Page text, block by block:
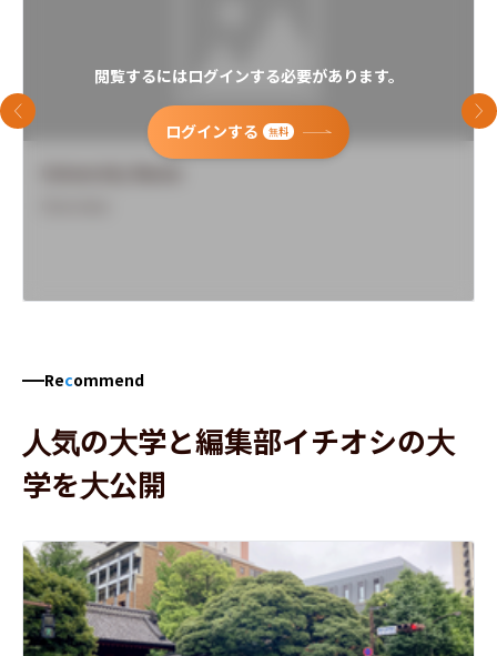
閲覧するにはログインする必要があります。
ログインする 無料
前のスライド 次
Recommend
人気の大学と編集部イチオシの大
学を大公開